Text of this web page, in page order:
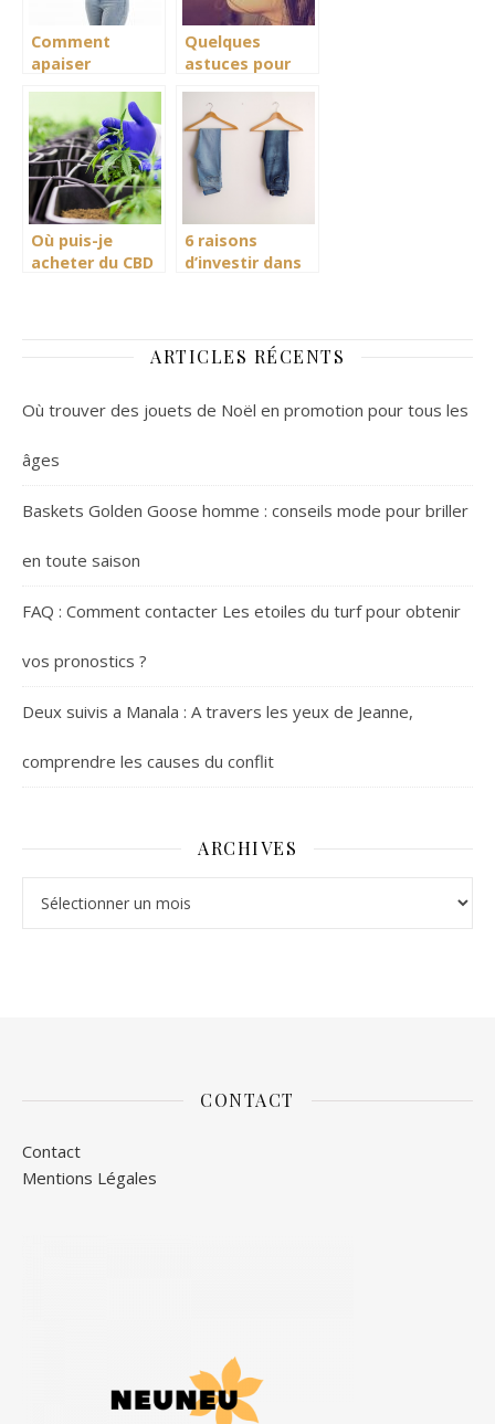
Comment
apaiser
Quelques
astuces pour
de votre
homme
Où puis-je
acheter du CBD
6 raisons
d’investir dans
ARTICLES RÉCENTS
Où trouver des jouets de Noël en promotion pour tous les
âges
Baskets Golden Goose homme : conseils mode pour briller
en toute saison
FAQ : Comment contacter Les etoiles du turf pour obtenir
vos pronostics ?
Deux suivis a Manala : A travers les yeux de Jeanne,
comprendre les causes du conflit
ARCHIVES
CONTACT
Contact
Mentions Légales